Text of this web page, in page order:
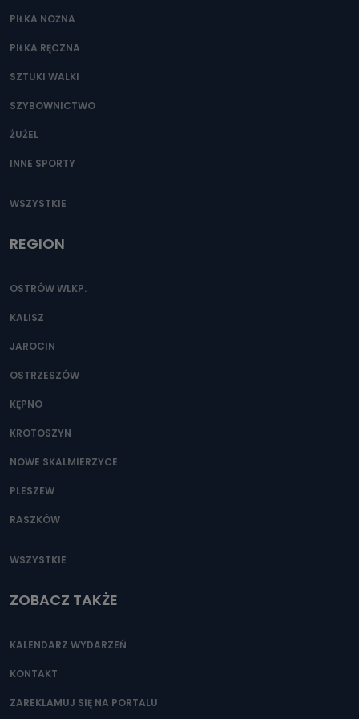
dane, które pochodzą bezpośrednio od Państwa (lub
zostały przekazane w Państwa imieniu) lub dane osobowe,
szczególności: imię i nazwisko, adres e-mail, telefon
danych osobowych są pracownicy i współpracownicy
oraz partnerzy wspomagający administratora w jego
Jak skontaktować się z inspektorem
danych osobowych?
Można to zrobić pod numerem telefonu 62 735-51-05 lub
PIŁKA NOŻNA
PIŁKA RĘCZNA
SZTUKI WALKI
SZYBOWNICTWO
ŻUŻEL
INNE SPORTY
WSZYSTKIE
REGION
OSTRÓW WLKP.
KALISZ
JAROCIN
OSTRZESZÓW
KĘPNO
KROTOSZYN
NOWE SKALMIERZYCE
PLESZEW
RASZKÓW
WSZYSTKIE
ZOBACZ TAKŻE
KALENDARZ WYDARZEŃ
KONTAKT
ZAREKLAMUJ SIĘ NA PORTALU